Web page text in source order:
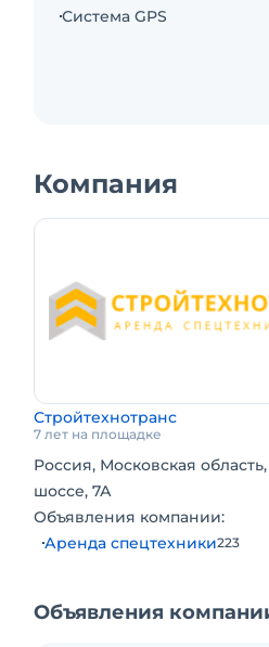
Система GPS
Компания
Стройтехнотранс
7 лет на площадке
Россия, Московская
шоссе, 7А
Объявления компании:
Аренда спецтехники223
Объявления